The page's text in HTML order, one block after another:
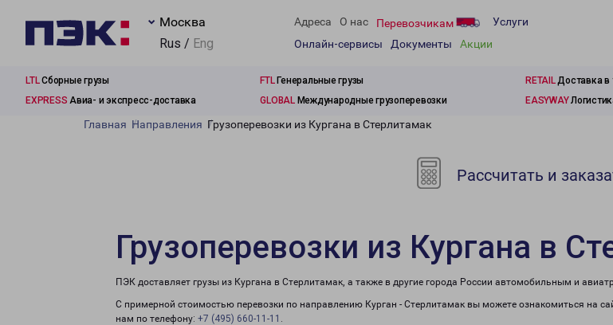
Москва
Rus / Eng
Адреса О нас Перевозчикам
Услуги
Онлайн-сервисы
Документы Акции
LTLСборные грузы FTLГенеральные грузы RETAILДоставка в
EXPRESS Авиа- и экспресс-доставка GLOBALМеждународные грузоперевозки EASYWAY
Главная Направления Грузоперевозки из Кургана в Стерлитамак
Рассчитать и
Грузоперевозки из Кургана в
ПЭК доставляет грузы из Кургана в Стерлитамак, а также в другие города России автомобильным и
С примерной стоимостью перевозки по направлению Курган - Стерлитамак вы можете ознакомиться на
нам по телефону: +7 (495) 660-11-11 .